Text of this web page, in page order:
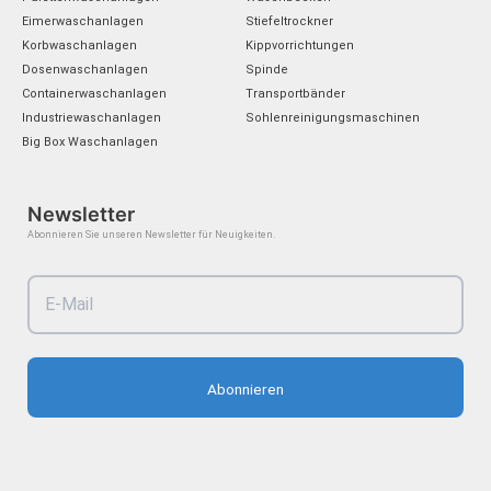
e
a
Eimerwaschanlagen
Korbwaschanlagen
Dosenwaschanlagen
Containerwaschanlagen
Industriewaschanlagen
Big Box Waschanlagen
Stiefeltrockner
Kippvorrichtungen
Spinde
Transportbänder
Sohlenreinigungsmaschinen
Newsletter
Abonnieren Sie unseren Newsletter für Neuigkeiten.
Abonnieren